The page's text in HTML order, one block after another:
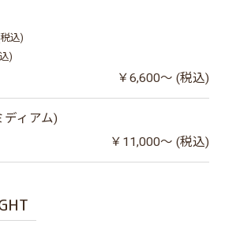
込)
)
￥6,600～ (税込)
ディアム)
￥11,000～ (税込)